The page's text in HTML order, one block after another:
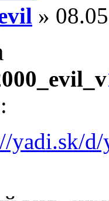
»
yadi.sk/